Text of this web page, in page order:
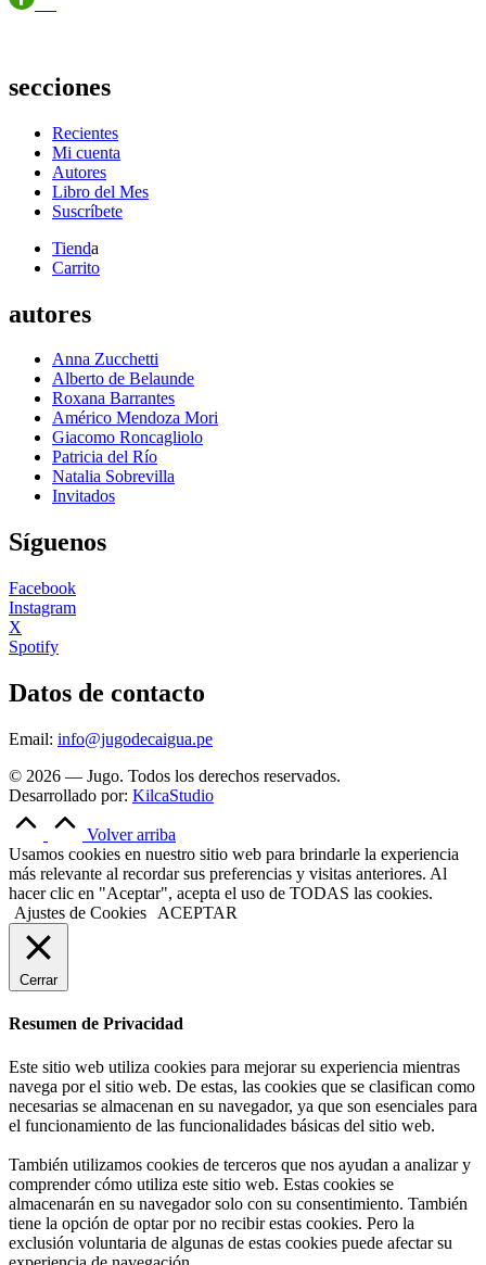
secciones
Recientes
Mi cuenta
Autores
Libro del Mes
Suscríbete
Tienda
Carrito
autores
Anna Zucchetti
Alberto de Belaunde
Roxana Barrantes
Américo Mendoza Mori
Giacomo Roncagliolo
Patricia del Río
Natalia Sobrevilla
Invitados
Síguenos
Facebook
Instagram
X
Spotify
Datos de contacto
Email: info@jugodecaigua.pe
© 2026 — Jugo. Todos los derechos reservados.
Desarrollado por: KilcaStudio
Volver arriba
Usamos cookies en nuestro sitio web para brindarle la experiencia
más relevante al recordar sus preferencias y visitas anteriores. Al
hacer clic en "Aceptar", acepta el uso de TODAS las cookies.
Ajustes de Cookies
ACEPTAR
Cerrar
Resumen de Privacidad
Este sitio web utiliza cookies para mejorar su experiencia mientras
navega por el sitio web. De estas, las cookies que se clasifican como
necesarias se almacenan en su navegador, ya que son esenciales para
el funcionamiento de las funcionalidades básicas del sitio web.
También utilizamos cookies de terceros que nos ayudan a analizar y
comprender cómo utiliza este sitio web. Estas cookies se
almacenarán en su navegador solo con su consentimiento. También
tiene la opción de optar por no recibir estas cookies. Pero la
exclusión voluntaria de algunas de estas cookies puede afectar su